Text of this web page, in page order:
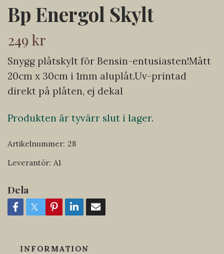
Bp Energol Skylt
249 kr
Snygg plåtskylt för Bensin-entusiasten!Mått
20cm x 30cm i 1mm aluplåt.Uv-printad
direkt på plåten, ej dekal
Produkten är tyvärr slut i lager.
Artikelnummer: 28
Leverantör: A1
Dela
INFORMATION